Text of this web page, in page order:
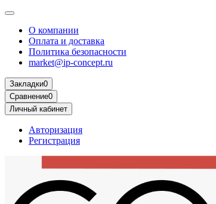
О компании
Оплата и доставка
Политика безопасности
market@ip-concept.ru
Закладки0
Сравнение0
Личный кабинет
Авторизация
Регистрация